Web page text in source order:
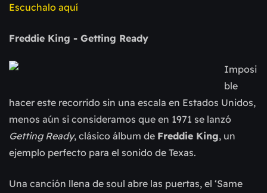
Escuchalo aquí
Freddie King - Getting Ready
Imposi
ble
hacer este recorrido sin una escala en Estados Unidos,
menos aún si consideramos que en 1971 se lanzó
Getting Ready, clásico álbum de Freddie King, un
ejemplo perfecto para el sonido de Texas.
Una canción llena de soul abre las puertas, el ‘Same